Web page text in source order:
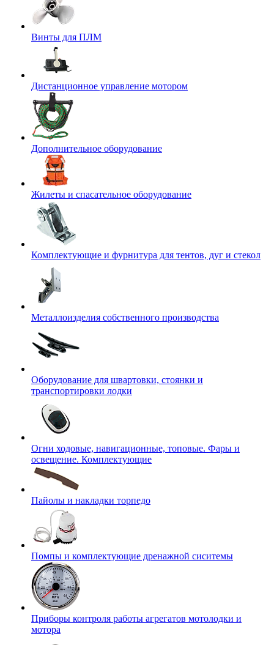
Винты для ПЛМ
Дистанционное управление мотором
Дополнительное оборудование
Жилеты и спасательное оборудование
Комплектующие и фурнитура для тентов, дуг и стекол
Металлоизделия собственного производства
Оборудование для швартовки, стоянки и
транспортировки лодки
Огни ходовые, навигационные, топовые. Фары и
освещение. Комплектующие
Пайолы и накладки торпедо
Помпы и комплектующие дренажной сиситемы
Приборы контроля работы агрегатов мотолодки и
мотора